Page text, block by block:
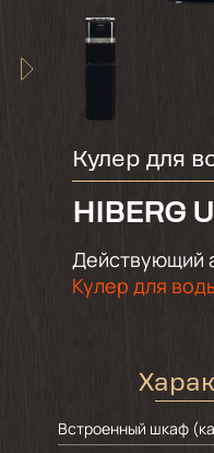
Кулер для
HIBERG
Действующий
Кулер для
Встроенный шкаф